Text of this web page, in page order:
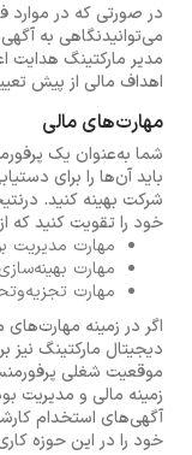
در صورتی که در موارد
می‌توانیدنگاهی به
مدیر مارکتینگ
اهداف مالی از پیش
مهارت‌های مالی
شما به‌عنوان یک
باید آن‌ها را برای
شرکت بهینه کنید.
خود را تقویت کنید که
مهارت مدیریت
مهارت
مهارت
اگر در زمینه
دیجیتال مارکتینگ
موقعیت شغلی
زمینه مالی و مدیریت
آگهی‌های استخدام
خود را در این حوزه